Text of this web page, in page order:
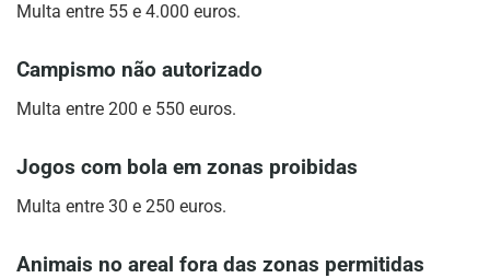
Multa entre 55 e 4.000 euros.
Campismo não autorizado
Multa entre 200 e 550 euros.
Jogos com bola em zonas proibidas
Multa entre 30 e 250 euros.
Animais no areal fora das zonas permitidas